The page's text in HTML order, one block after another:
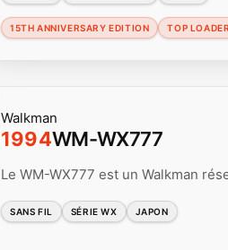
15TH ANNIVERSARY EDITION TOP
Walkman
1994WM-WX777
Le WM-WX777 est un Walkman
SANS FIL SÉRIE WX JAPON